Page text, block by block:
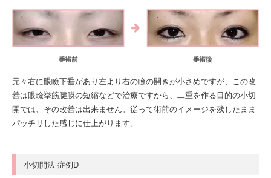
元々右に眼瞼下垂があり左より右の瞼の開きが小さめですが、この改
善は眼瞼挙筋腱膜の短縮などで治療ですから、二重を作る目的の小切
開では、その改善は出来ません。従って術前のイメージを残したまま
パッチリした感じに仕上がります。
小切開法 症例D